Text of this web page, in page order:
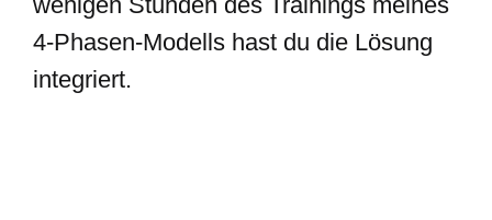
4-Phasen-Modells hast du die Lösung
integriert.